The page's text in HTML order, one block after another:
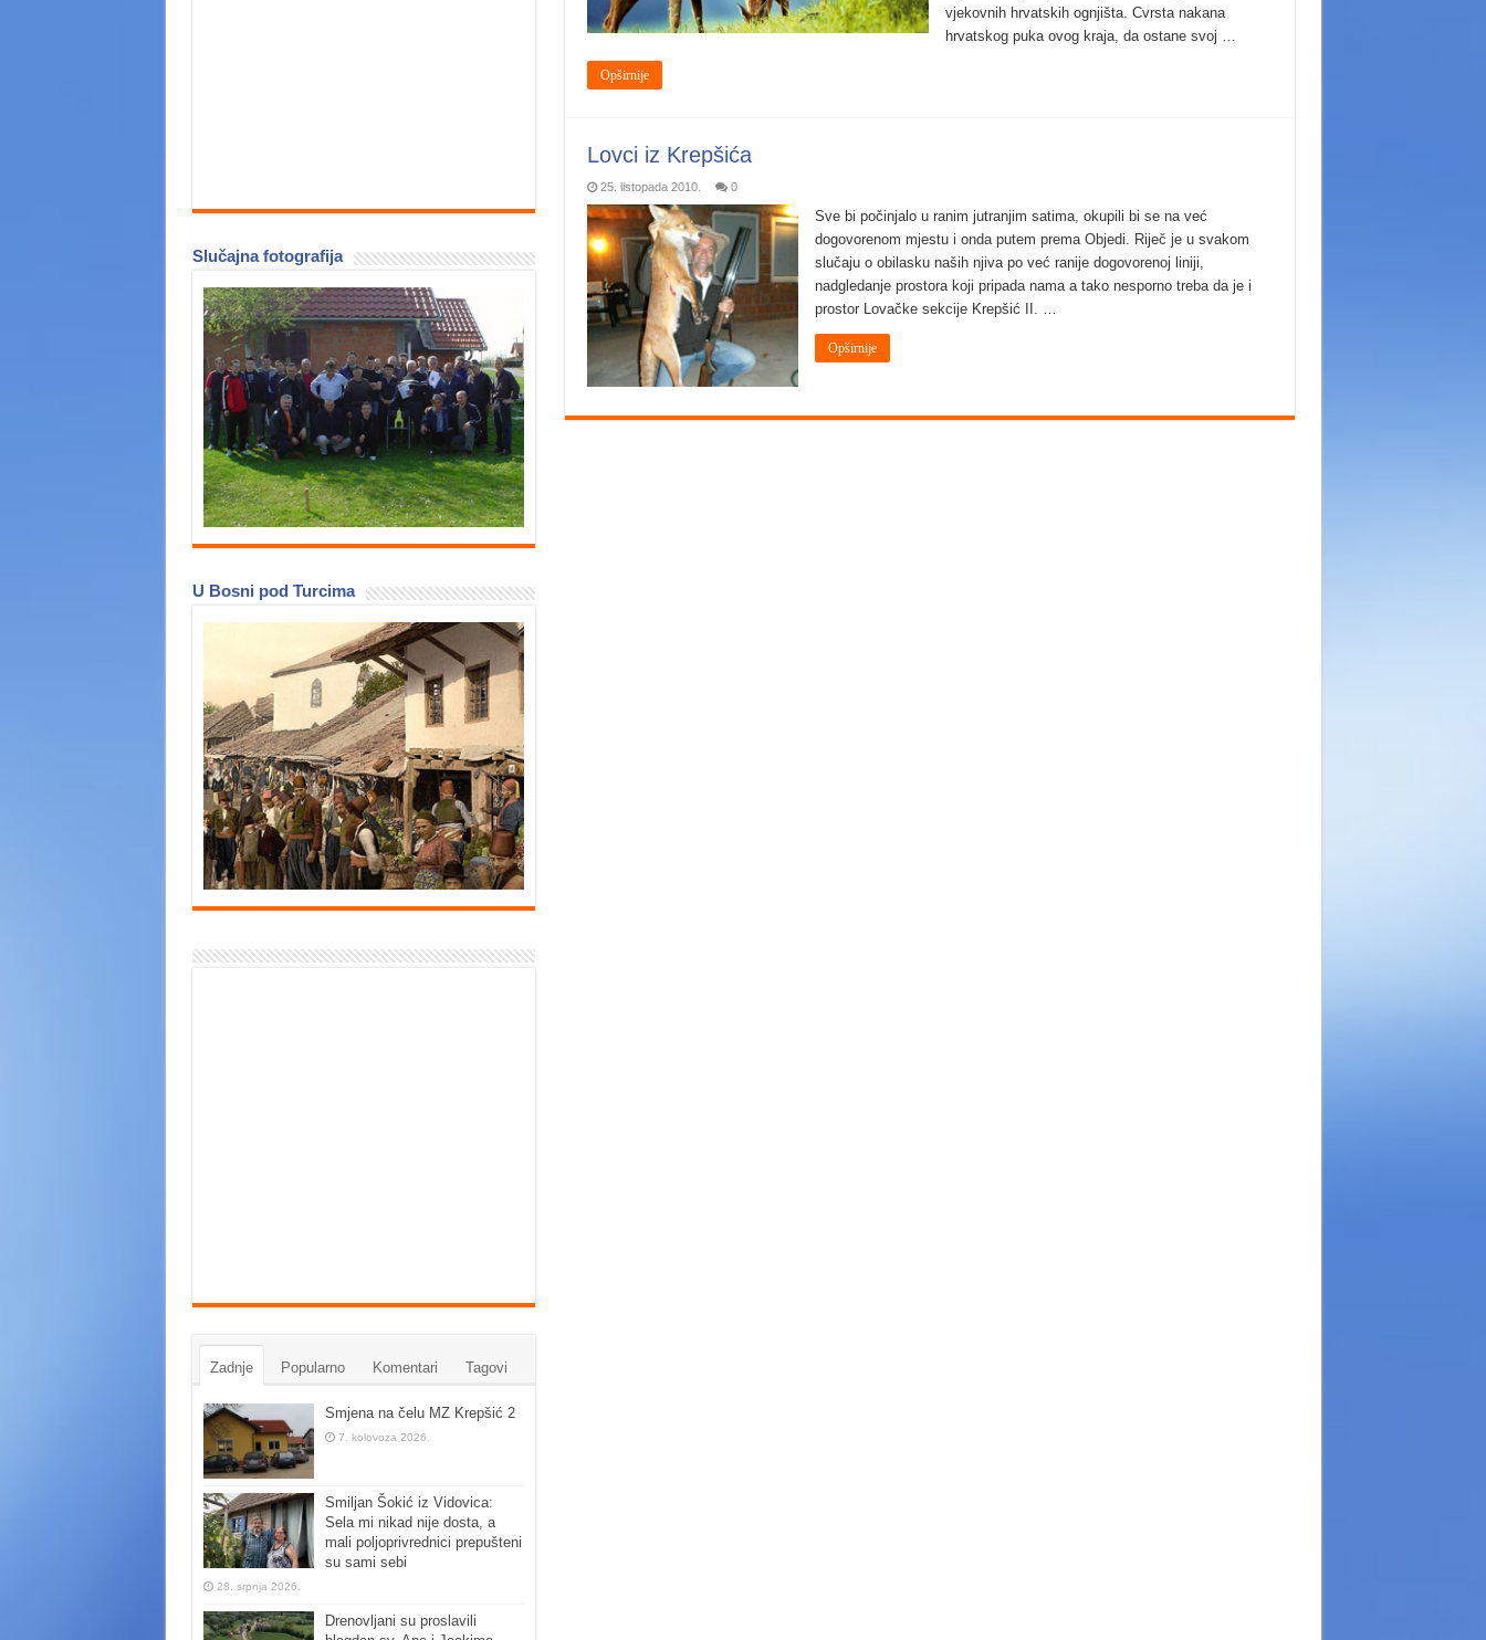
vjekovnih hrvatskih ognjišta. Cvrsta nakana
hrvatskog puka ovog kraja, da ostane svoj …
Opširnije
Lovci iz Krepšića
25. listopada 2010. 0
Sve bi počinjalo u ranim jutranjim satima, okupili bi se na već
dogovorenom mjestu i onda putem prema Objedi. Riječ je u svakom
slučaju o obilasku naših njiva po već ranije dogovorenoj liniji,
nadgledanje prostora koji pripada nama a tako nesporno treba da je i
prostor Lovačke sekcije Krepšić II. …
Opširnije
Slučajna fotografija
U Bosni pod Turcima
Zadnje Popularno Komentari Tagovi
Smjena na čelu MZ Krepšić 2
7. kolovoza 2026.
Smiljan Šokić iz Vidovica:
Sela mi nikad nije dosta, a
mali poljoprivrednici prepušteni
su sami sebi
28. srpnja 2026.
Drenovljani su proslavili